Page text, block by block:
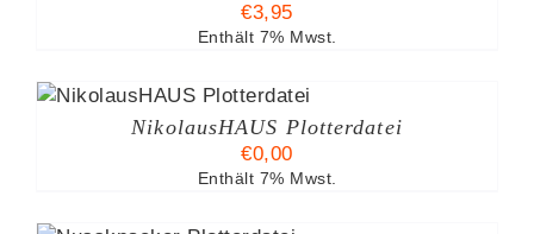
€3,95
Enthält 7% Mwst.
NikolausHAUS Plotterdatei
€0,00
Enthält 7% Mwst.